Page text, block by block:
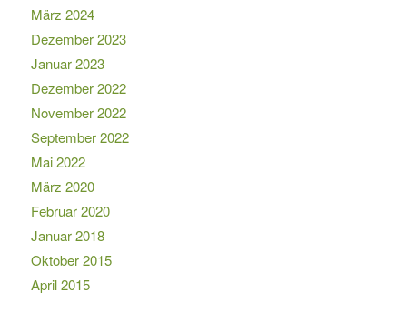
März 2024
Dezember 2023
Januar 2023
Dezember 2022
November 2022
September 2022
Mai 2022
März 2020
Februar 2020
Januar 2018
Oktober 2015
April 2015